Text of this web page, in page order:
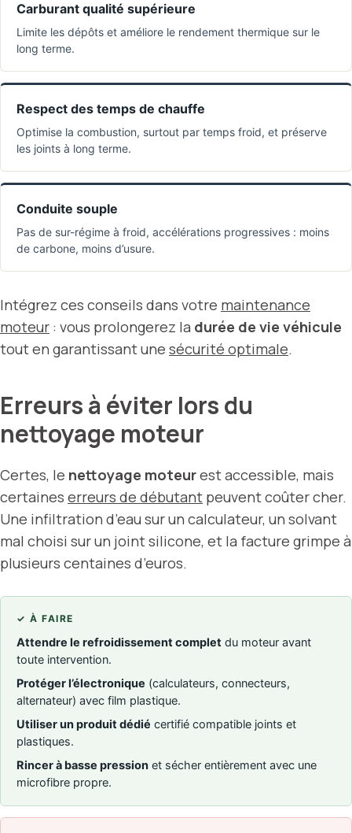
Carburant qualité supérieure
Limite les dépôts et améliore le rendement thermique sur le
long terme.
Respect des temps de chauffe
Optimise la combustion, surtout par temps froid, et préserve
les joints à long terme.
Conduite souple
Pas de sur-régime à froid, accélérations progressives : moins
de carbone, moins d’usure.
Intégrez ces conseils dans votre maintenance
moteur : vous prolongerez la durée de vie véhicule
tout en garantissant une sécurité optimale.
Erreurs à éviter lors du
nettoyage moteur
Certes, le nettoyage moteurest accessible, mais
certaines erreurs de débutant peuvent coûter cher.
Une infiltration d’eau sur un calculateur, un solvant
mal choisi sur un joint silicone, et la facture grimpe à
plusieurs centaines d’euros.
✓ À FAIRE
Attendre le refroidissement complet du moteur avant
toute intervention.
Protéger l’électronique (calculateurs, connecteurs,
alternateur) avec film plastique.
Utiliser un produit dédié certifié compatible joints et
plastiques.
Rincer à basse pression et sécher entièrement avec une
microfibre propre.